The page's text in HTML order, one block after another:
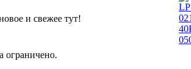
и свежее тут!
ограничено.